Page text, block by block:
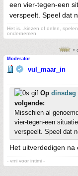
een vier-tegen-een
verspeelt. Speel dat
Het is...kiezen of delen,
ondernemen
•
Moderator
vul_maar_in
Op dinsdag
volgende:
Misschien al
vier-tegen-een
verspeelt. Speel dat
Het uitverdedigen na
- vmi voor intimi -